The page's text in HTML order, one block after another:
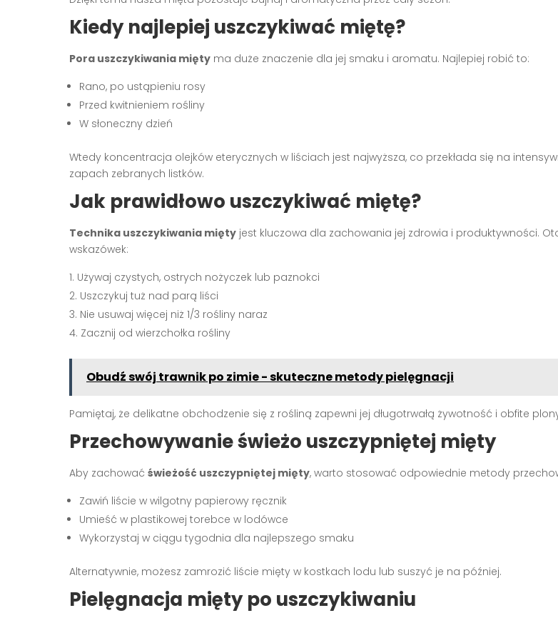
Kiedy najlepiej uszczykiwać miętę?
Pora uszczykiwania mięty ma duże znaczenie dla jej smaku i aromatu. Najlepiej robić to:
Rano, po ustąpieniu rosy
Przed kwitnieniem rośliny
W słoneczny dzień
Wtedy koncentracja olejków eterycznych w liściach jest najwyższa, co przekłada się na
zapach zebranych listków.
Jak prawidłowo uszczykiwać miętę?
Technika uszczykiwania mięty jest kluczowa dla zachowania jej zdrowia i produktywności.
wskazówek:
Używaj czystych, ostrych nożyczek lub paznokci
Uszczykuj tuż nad parą liści
Nie usuwaj więcej niż 1/3 rośliny naraz
Zacznij od wierzchołka rośliny
Obudź swój trawnik po zimie - skuteczne metody pielęgnacji
Pamiętaj, że delikatne obchodzenie się z rośliną zapewni jej długotrwałą żywotność i obfite
Przechowywanie świeżo uszczypniętej mięty
Aby zachować świeżość uszczypniętej mięty, warto stosować odpowiednie metody
Zawiń liście w wilgotny papierowy ręcznik
Umieść w plastikowej torebce w lodówce
Wykorzystaj w ciągu tygodnia dla najlepszego smaku
Alternatywnie, możesz zamrozić liście mięty w kostkach lodu lub suszyć je na później.
Pielęgnacja mięty po uszczykiwaniu